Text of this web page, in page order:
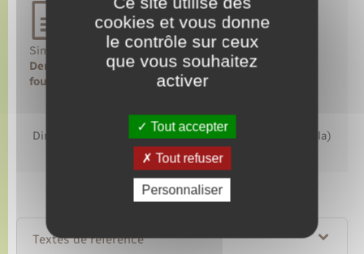
Simulateur
Demande de naturalisation : quels documents
fournir ?
Accéder au simulateur
Direction de l'information légale et administrative (Dila)
– Première ministre
Textes de référence
cookies et vous donne
le contrôle sur ceux
que vous souhaitez
activer
Tout accepter
Tout refuser
Personnaliser